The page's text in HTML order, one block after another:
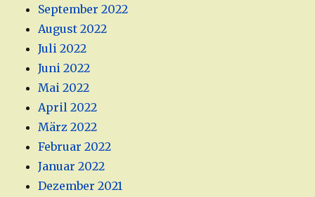
September 2022
August 2022
Juli 2022
Juni 2022
Mai 2022
April 2022
März 2022
Februar 2022
Januar 2022
Dezember 2021